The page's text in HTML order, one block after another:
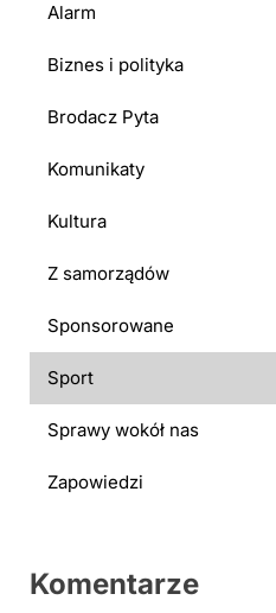
Alarm
Biznes i polityka
Brodacz Pyta
Komunikaty
Kultura
Z samorządów
Sponsorowane
Sport
Sprawy wokół nas
Zapowiedzi
Komentarze